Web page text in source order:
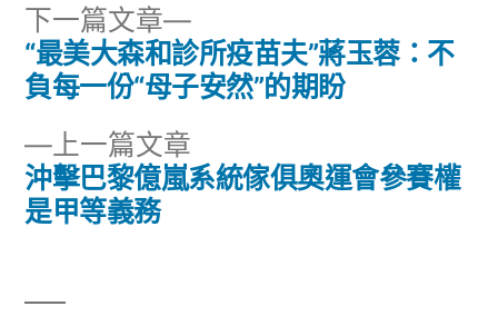
文
導
覽
上一篇文章
一
沖擊巴黎億嵐系統傢俱奧運會參賽權
是甲等義務
下一篇文章
下
一
篇
“最美大森和診所疫苗夫”蔣玉蓉：不
負每一份“母子安然”的期盼